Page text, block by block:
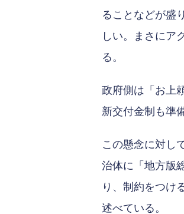
ることなどが盛
しい。まさにア
る。
政府側は「お上
新交付金制も準
この懸念に対し
治体に「地方版
り、制約をつけ
述べている。